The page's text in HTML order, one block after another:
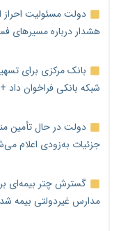
دولت مسئولیت احراز
هشدار درباره مسیرهای
بانک مرکزی برای
شبکه بانکی فراخوان داد
دولت در حال تأمین
جزئیات به‌زودی اعلام
مدارس غیردولتی بیمه